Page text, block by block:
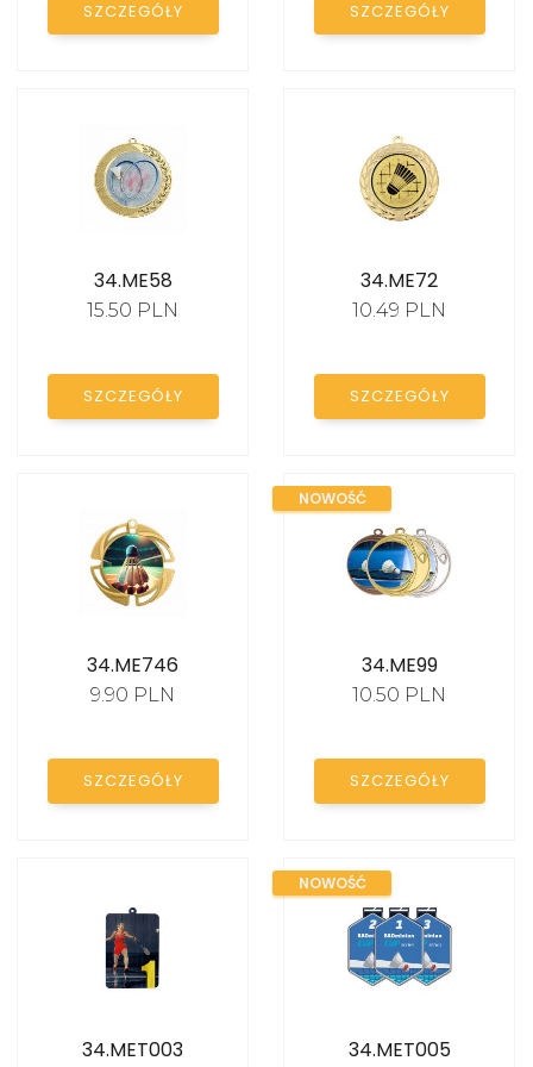
STATUETKI SZKLANE
STATUETKI AKRYLOWE
EMBLEMATY
TROPHY PACKS
SZCZEGÓŁY SZCZEGÓŁY
34.ME58
15.50 PLN
SZCZEGÓŁY
34.ME72
10.49 PLN
SZCZEGÓŁY
34.ME746
9.90 PLN
SZCZEGÓŁY
NOWOŚĆ
34.ME99
10.50 PLN
SZCZEGÓŁY
34.MET003
NOWOŚĆ
34.MET005